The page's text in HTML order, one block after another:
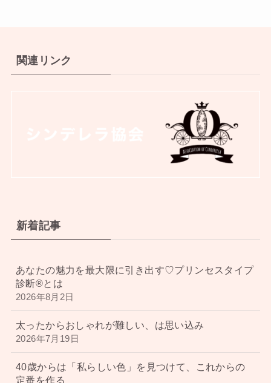
関連リンク
新着記事
あなたの魅力を最大限に引き出す♡プリンセスタイプ
診断®︎とは
2026年8月2日
太ったからおしゃれが難しい、は思い込み
2026年7月19日
40歳からは「私らしい色」を見つけて、これからの
定番を作る